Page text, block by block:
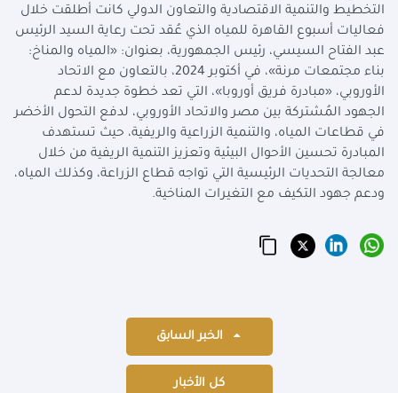
التخطيط والتنمية الاقتصادية والتعاون الدولي كانت أطلقت خلال
فعاليات أسبوع القاهرة للمياه الذي عُقد تحت رعاية السيد الرئيس
عبد الفتاح السيسي، رئيس الجمهورية، بعنوان: «المياه والمناخ:
بناء مجتمعات مرنة»، في أكتوبر 2024، بالتعاون مع الاتحاد
الأوروبي، «مبادرة فريق أوروبا»، التي تعد خطوة جديدة لدعم
الجهود المُشتركة بين مصر والاتحاد الأوروبي، لدفع التحول الأخضر
في قطاعات المياه، والتنمية الزراعية والريفية، حيث تستهدف
المبادرة تحسين الأحوال البيئية وتعزيز التنمية الريفية من خلال
معالجة التحديات الرئيسية التي تواجه قطاع الزراعة، وكذلك المياه،
ودعم جهود التكيف مع التغيرات المناخية.
الخبر السابق
كل الأخبار